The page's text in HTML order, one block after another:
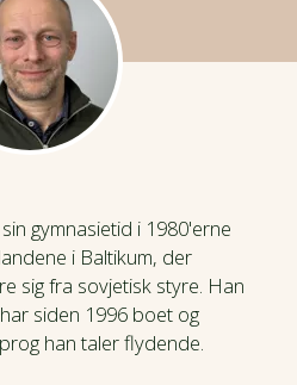
gymnasietid i 1980'erne
i Baltikum, der
sig fra sovjetisk styre. Han
siden 1996 boet og
han taler flydende.